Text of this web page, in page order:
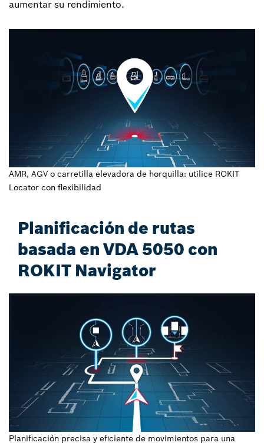
aumentar su rendimiento.
AMR, AGV o carretilla elevadora de horquilla: utilice ROKIT
Locator con flexibilidad
Planificación de rutas
basada en VDA 5050 con
ROKIT Navigator
Planificación precisa y eficiente de movimientos para una